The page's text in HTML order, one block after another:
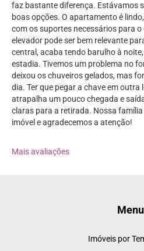
faz bastante diferença. Estávamos
boas opções. O apartamento é
com os suportes necessários para
elevador pode ser bem relevante
central, acaba tendo barulho à
estadia. Tivemos um problema no
deixou os chuveiros gelados, mas
dia. Ter que pegar a chave em
atrapalha um pouco chegada e
claras para a retirada. Nossa
imóvel e agradecemos a atenção!
Mais avaliações
Menu
Imóveis por